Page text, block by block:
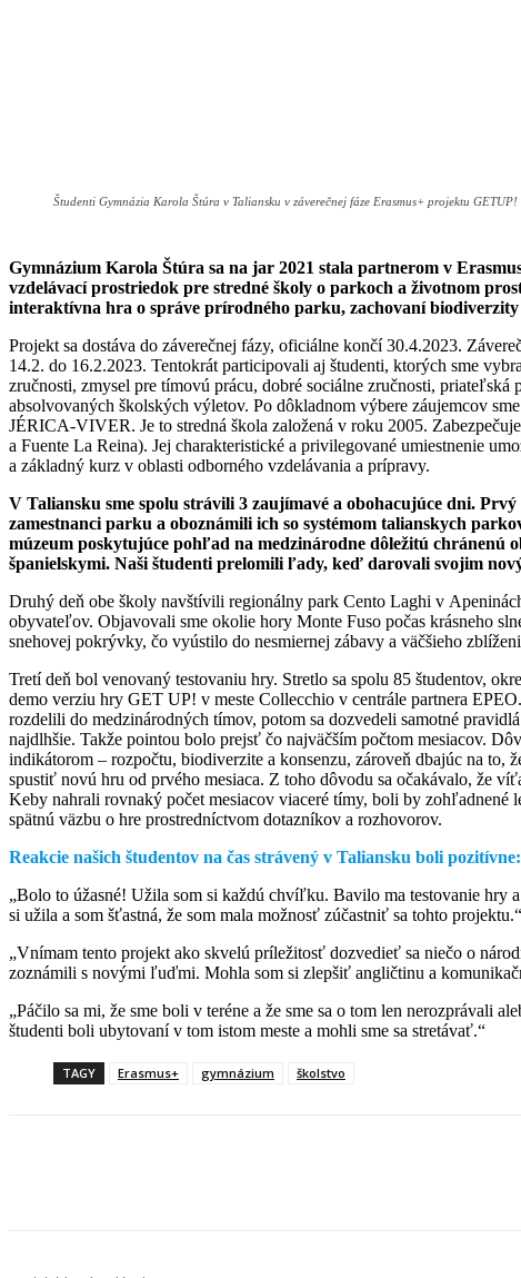
Študenti Gymnázia Karola Štúra v Taliansku v záverečnej fáze Erasmus+ projektu GETUP!
Gymnázium Karola Štúra sa na jar 2021 stala partnerom v
vzdelávací prostriedok pre stredné školy o parkoch a životnom
interaktívna hra o správe prírodného parku, zachovaní biodiverzity
Projekt sa dostáva do záverečnej fázy, oficiálne končí 30.4.2023.
14.2. do 16.2.2023. Tentokrát participovali aj študenti, ktorých sme
zručnosti, zmysel pre tímovú prácu, dobré sociálne zručnosti, priateľská
absolvovaných školských výletov. Po dôkladnom výbere záujemcov
JÉRICA-VIVER. Je to stredná škola založená v roku 2005.
a Fuente La Reina). Jej charakteristické a privilegované umiestnenie
a základný kurz v oblasti odborného vzdelávania a prípravy.
V Taliansku sme spolu strávili 3 zaujímavé a obohacujúce dni.
zamestnanci parku a oboznámili ich so systémom talianskych
múzeum poskytujúce pohľad na medzinárodne dôležitú chránenú
španielskymi. Naši študenti prelomili ľady, keď darovali svojim
Druhý deň obe školy navštívili regionálny park Cento Laghi v
obyvateľov. Objavovali sme okolie hory Monte Fuso počas krásneho
snehovej pokrývky, čo vyústilo do nesmiernej zábavy a väčšieho
Tretí deň bol venovaný testovaniu hry. Stretlo sa spolu 85 študentov,
demo verziu hry GET UP! v meste Collecchio v centrále partnera
rozdelili do medzinárodných tímov, potom sa dozvedeli samotné
najdlhšie. Takže pointou bolo prejsť čo najväčším počtom mesiacov.
indikátorom – rozpočtu, biodiverzite a konsenzu, zároveň dbajúc na
spustiť novú hru od prvého mesiaca. Z toho dôvodu sa očakávalo, že
Keby nahrali rovnaký počet mesiacov viaceré tímy, boli by
spätnú väzbu o hre prostredníctvom dotazníkov a rozhovorov.
Reakcie našich študentov na čas strávený v Taliansku boli pozitívne:
„Bolo to úžasné! Užila som si každú chvíľku. Bavilo ma testovanie hry
si užila a som šťastná, že som mala možnosť zúčastniť sa tohto projektu.“
„Vnímam tento projekt ako skvelú príležitosť dozvedieť sa niečo o
zoznámili s novými ľuďmi. Mohla som si zlepšiť angličtinu a
„Páčilo sa mi, že sme boli v teréne a že sme sa o tom len nerozprávali
študenti boli ubytovaní v tom istom meste a mohli sme sa stretávať.“
TAGY Erasmus+ gymnázium školstvo